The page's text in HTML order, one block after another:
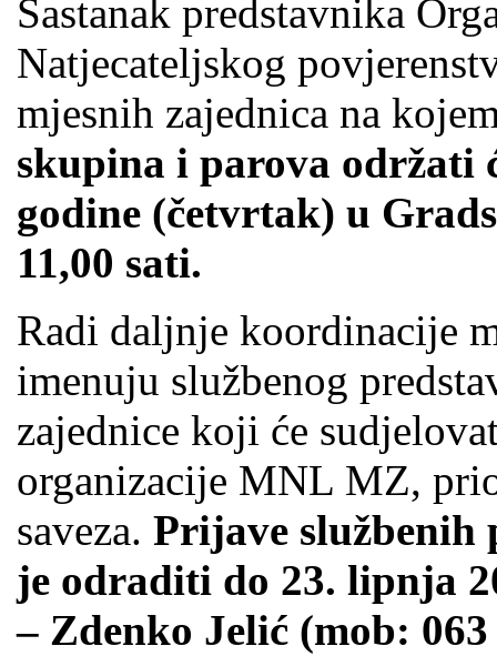
Sastanak predstavnika
Natjecateljskog
mjesnih zajednica na
skupina i parova održati
godine (četvrtak) u
11,00 sati.
Radi daljnje koordinacije
imenuju službenog
zajednice koji će
organizacije MNL MZ,
saveza. Prijave službenih
je odraditi do 23. lipnja
– Zdenko Jelić (mob: 063